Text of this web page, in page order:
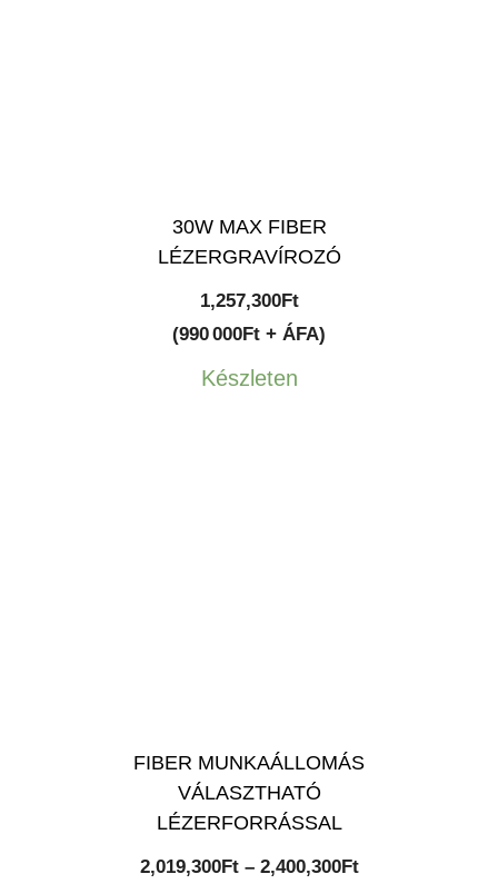
30W MAX FIBER
LÉZERGRAVÍROZÓ
1,257,300Ft
(990 000Ft + ÁFA)
Készleten
FIBER MUNKAÁLLOMÁS
VÁLASZTHATÓ
LÉZERFORRÁSSAL
2,019,300Ft – 2,400,300FtÁrtartomány: